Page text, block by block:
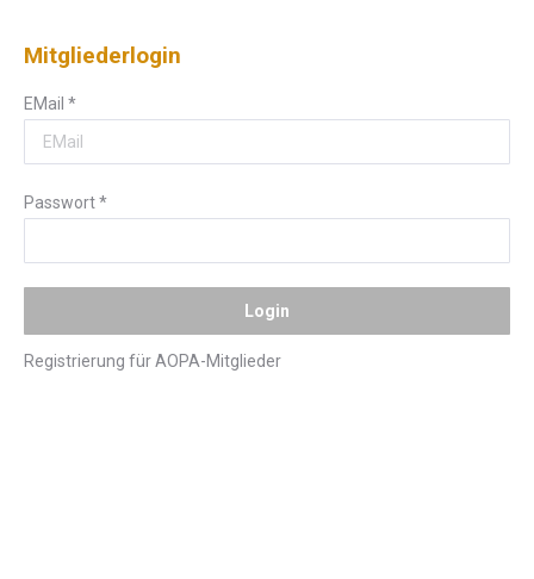
Mitgliederlogin
EMail *
Passwort*
Registrierung für AOPA-Mitglieder